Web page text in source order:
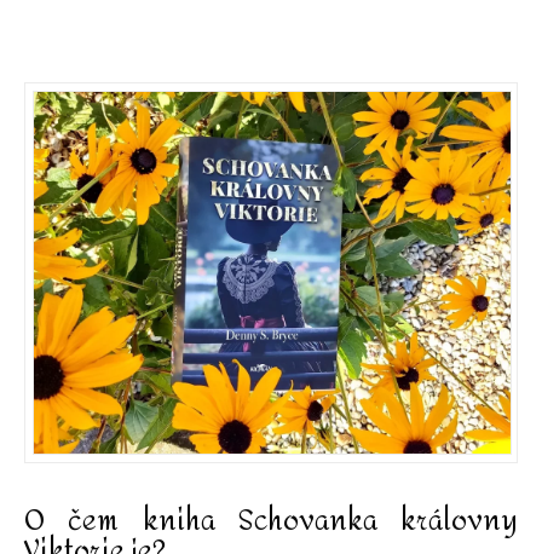
O čem kniha Schovanka královny